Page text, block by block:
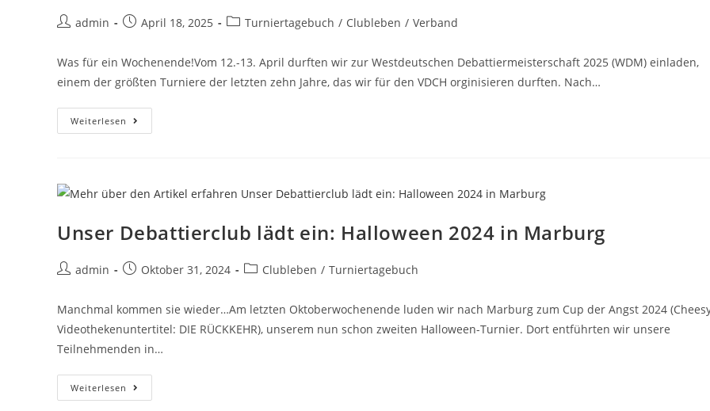
admin April 18, 2025 Turniertagebuch / Clubleben / Verband
Was für ein Wochenende!Vom 12.-13. April durften wir zur Westdeutschen Debattiermeisterschaft 2025 (WDM) einladen,
einem der größten Turniere der letzten zehn Jahre, das wir für den VDCH orginisieren durften. Nach…
Weiterlesen
Unser Debattierclub lädt ein: Halloween 2024 in Marburg
admin Oktober 31, 2024 Clubleben / Turniertagebuch
Manchmal kommen sie wieder…Am letzten Oktoberwochenende luden wir nach Marburg zum Cup der Angst 2024
Videothekenuntertitel: DIE RÜCKKEHR), unserem nun schon zweiten Halloween-Turnier. Dort entführten wir unsere
Teilnehmenden in…
Weiterlesen